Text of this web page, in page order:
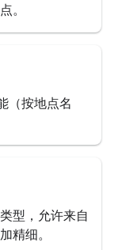
。
（按地点名
型，允许来自
精细。